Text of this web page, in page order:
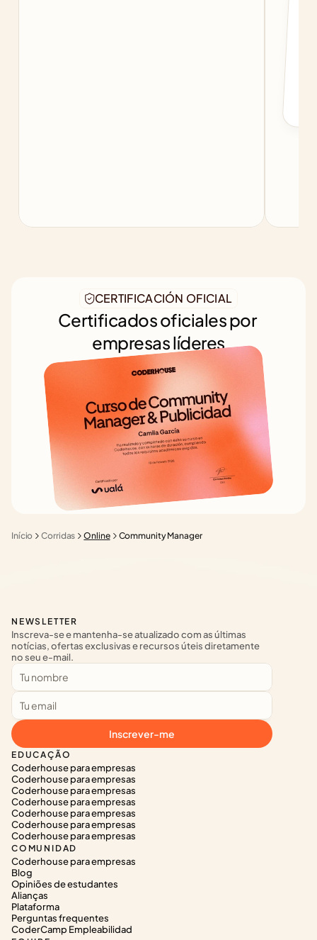
Início Corridas Online Community Manager
CERTIFICACIÓN OFICIAL
Certificados oficiales por
empresas líderes
EDUCAÇÃO
Coderhouse para empresas
Coderhouse para empresas
Coderhouse para empresas
Coderhouse para empresas
Coderhouse para empresas
Coderhouse para empresas
Coderhouse para empresas
COMUNIDAD
Coderhouse para empresas
Blog
Opiniões de estudantes
Alianças
Plataforma
Perguntas frequentes
CoderCamp Empleabilidad
NEWSLETTER
Inscreva-se e mantenha-se atualizado com as últimas
notícias, ofertas exclusivas e recursos úteis diretamente
no seu e-mail.
Inscrever-me